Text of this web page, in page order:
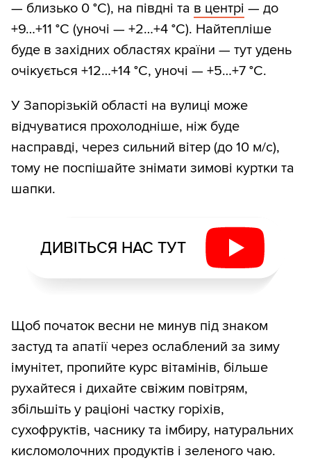
— близько 0 °С), на півдні та в центрі — до
+9…+11 °С (уночі — +2…+4 °С). Найтепліше
буде в західних областях країни — тут удень
очікується +12…+14 °С, уночі — +5…+7 °С.
У Запорізькій області на вулиці може
відчуватися прохолодніше, ніж буде
насправді, через сильний вітер (до 10 м/с),
тому не поспішайте знімати зимові куртки та
шапки.
ДИВІТЬСЯ НАС ТУТ
Щоб початок весни не минув під знаком
застуд та апатії через ослаблений за зиму
імунітет, пропийте курс вітамінів, більше
рухайтеся і дихайте свіжим повітрям,
збільшіть у раціоні частку горіхів,
сухофруктів, часнику та імбиру, натуральних
кисломолочних продуктів і зеленого чаю.